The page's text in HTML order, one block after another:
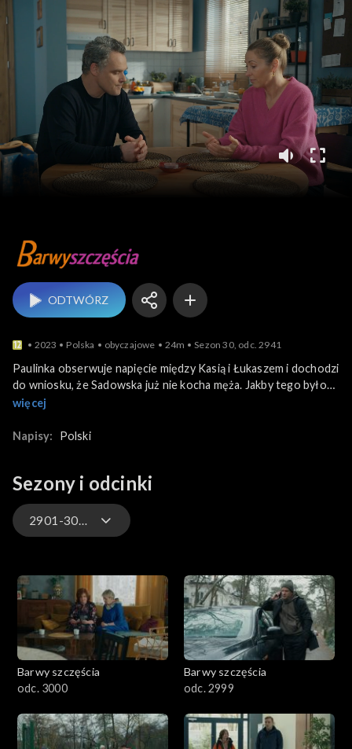
Barwy szczęścia
ODTWÓRZ
2023 Polska obyczajowe 24m Sezon 30, odc. 2941
Paulinka obserwuje napięcie między Kasią i Łukaszem i dochodzi
do wniosku, że Sadowska już nie kocha męża. Jakby tego było
mało Mariusz znów pomaga sąsiadce, tym razem wyciągając
adoruje Idę, o czym Justin donosi Patrykowi.
więcej
Napisy: Polski
Sezony i odcinki
2901-3000
3201-3300
3101-3200
3001-3100
2901-3000
Barwy szczęścia
odc. 3000
Barwy szczęścia
odc. 2999